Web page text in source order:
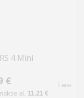
4 Mini
€
al. 11,21 €
Laos